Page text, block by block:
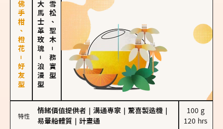
佛手柑、橙花－好友型 大馬士革玫瑰
－
浪漫型
雪松、聖木
－
務實型
特性
情緒價值提供者 溝通專家 驚喜製造機
易暈船體質
計畫通
100 g
120 hrs